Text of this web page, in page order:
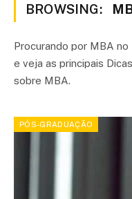
BROWSING:
Procurando por MBA
e veja as principais
sobre MBA.
PÓS-GRADUAÇÃO